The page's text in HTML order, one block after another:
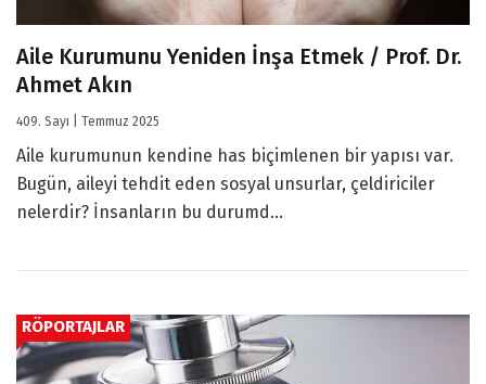
Aile Kurumunu Yeniden İnşa Etmek / Prof. Dr.
Ahmet Akın
409. Sayı | Temmuz 2025
Aile kurumunun kendine has biçimlenen bir yapısı var.
Bugün, aileyi tehdit eden sosyal unsurlar, çeldiriciler
nelerdir? İnsanların bu durumd...
RÖPORTAJLAR